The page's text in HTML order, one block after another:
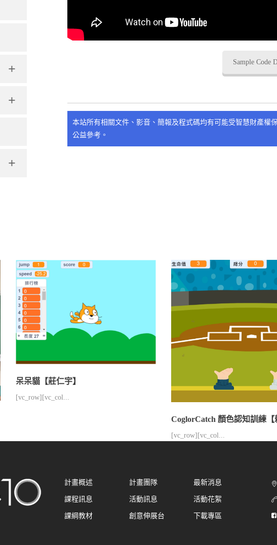
+
+
+
Sample Code
本站所有相關文件、影音、簡報及程式碼均有可能受智慧財產權
公益參考。
呆呆貓【莊仁宇】
[vc_row][vc_col...
CoglorCatch 顏色認知訓練【
[vc_row][vc_col...
計畫概述 計畫團隊 最新消息
課程訊息 活動訊息 活動花絮
課綱教材 創意伸展台 下載專區